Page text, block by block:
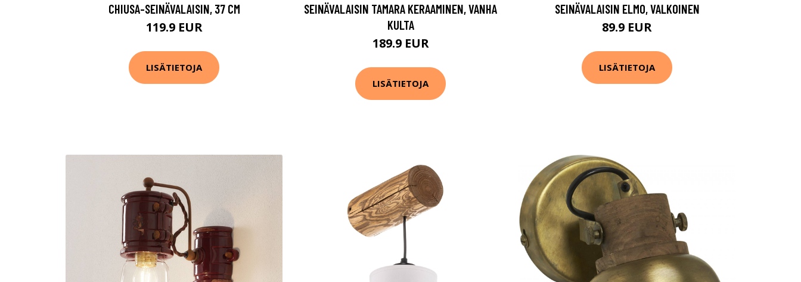
CHIUSA-SEINÄVALAISIN, 37 CM
119.9 EUR
LISÄTIETOJA
SEINÄVALAISIN TAMARA KERAAMINEN, VANHA
KULTA
189.9 EUR
LISÄTIETOJA
SEINÄVALAISIN ELMO, VALKOINEN
89.9 EUR
LISÄTIETOJA